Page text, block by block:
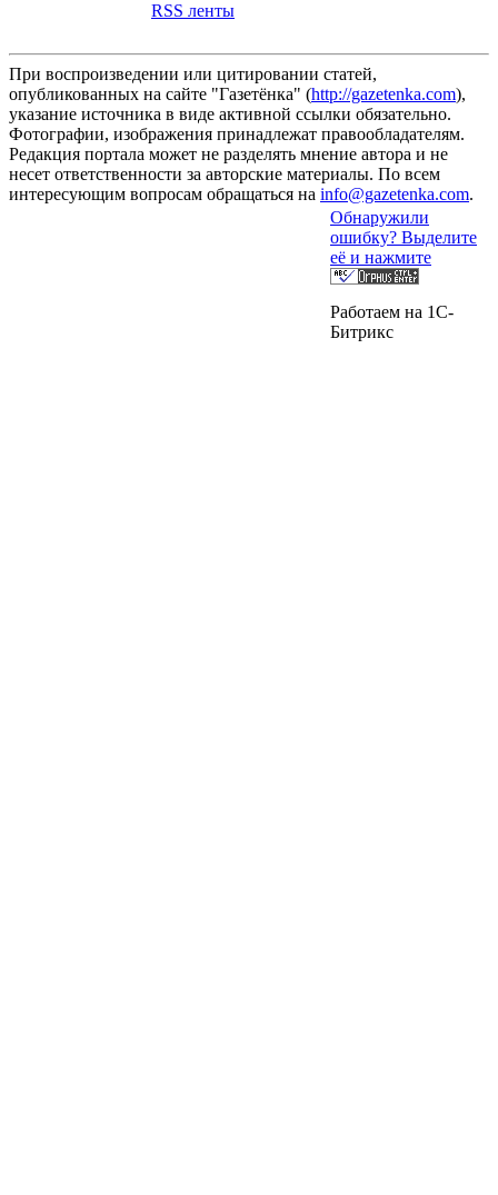
RSS ленты
При воспроизведении или цитировании статей,
опубликованных на сайте "Газетёнка" (http://gazetenka.com),
указание источника в виде активной ссылки обязательно.
Фотографии, изображения принадлежат правообладателям.
Редакция портала может не разделять мнение автора и не
несет ответственности за авторские материалы. По всем
интересующим вопросам обращаться на info@gazetenka.com.
Обнаружили
ошибку? Выделите
её и нажмите
Работаем на 1C-
Битрикс